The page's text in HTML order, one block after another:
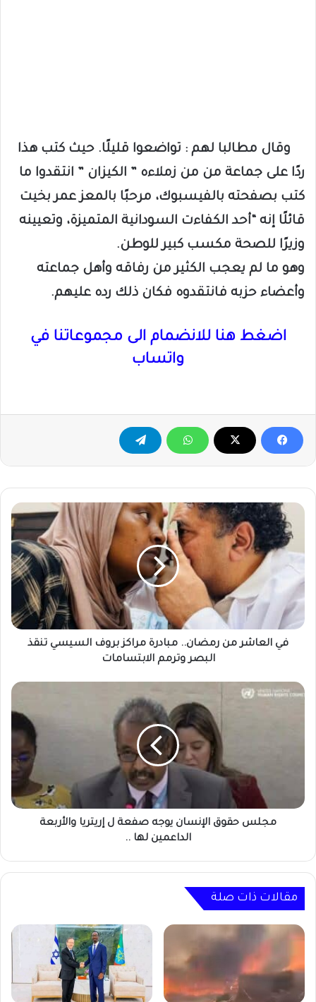
وقال مطالبا لهم : تواضعوا قليلًا. حيث كتب هذا
ردًا على جماعة من من زملاءه ” الكيزان ” انتقدوا ما
كتب بصفحته بالفيسبوك، مرحبًا بالمعز عمر بخيت
قائلًا إنه “أحد الكفاءت السودانية المتميزة، وتعيينه
وزيرًا للصحة مكسب كبير للوطن.
وهو ما لم يعجب الكثير من رفاقه وأهل جماعته
وأعضاء حزبه فانتقدوه فكان ذلك رده عليهم.
اضغط هنا للانضمام الى مجموعاتنا في
واتساب
في
العاشر
من
رمضان..
مبادرة
مراكز
بروف
السيسي
تنقذ
البصرفي العاشر من رمضان.. مبادرة مراكز بروف السيسي تنقذ
البصر وترمم الابتسامات
مجلس
الداعمين
مجلس حقوق الإنسان يوجه صفعة ل إريتريا والأربعة
الداعمين لها ..
مقالات ذات صلة